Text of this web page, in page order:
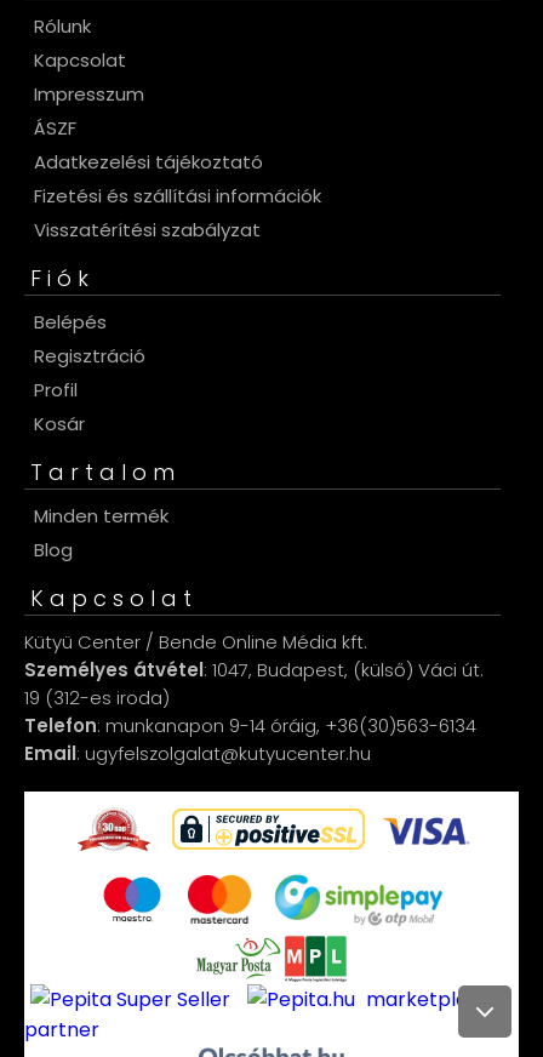
Rólunk
Kapcsolat
Impresszum
ÁSZF
Adatkezelési tájékoztató
Fizetési és szállítási információk
Visszatérítési szabályzat
Fiók
Belépés
Regisztráció
Profil
Kosár
Tartalom
Minden termék
Blog
Kapcsolat
Kütyü Center / Bende Online Média kft.
Személyes átvétel: 1047, Budapest, (külső) Váci út.
19 (312-es iroda)
Telefon: munkanapon 9-14 óráig, +36(30)563-6134
Email: ugyfelszolgalat@kutyucenter.hu
marketplace
partner